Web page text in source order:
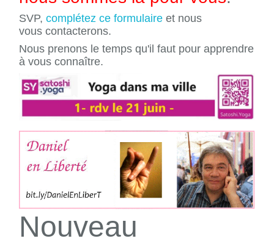
SVP, complétez ce formulaire et nous
vous contacterons.
Nous prenons le temps qu'il faut pour apprendre
à vous connaître.
Nouveau